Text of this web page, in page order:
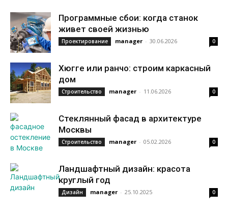
Программные сбои: когда станок
живет своей жизнью
Проектирование manager - 30.06.2026 0
Хюгге или ранчо: строим каркасный
дом
Строительство manager - 11.06.2026 0
Стеклянный фасад в архитектуре
Москвы
Строительство manager - 05.02.2026 0
Ландшафтный дизайн: красота
круглый год
Дизайн manager - 25.10.2025 0